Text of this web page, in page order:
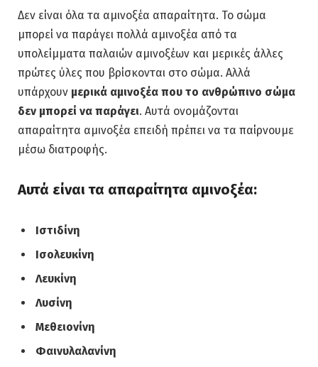
Δεν είναι όλα τα αμινοξέα απαραίτητα. Το σώμα
μπορεί να παράγει πολλά αμινοξέα από τα
υπολείμματα παλαιών αμινοξέων και μερικές άλλες
πρώτες ύλες που βρίσκονται στο σώμα. Αλλά
υπάρχουν μερικά αμινοξέα που το ανθρώπινο σώμα
δεν μπορεί να παράγει. Αυτά ονομάζονται
απαραίτητα αμινοξέα επειδή πρέπει να τα παίρνουμε
μέσω διατροφής.
Αυτά είναι τα απαραίτητα αμινοξέα:
Ιστιδίνη
Ισολευκίνη
Λευκίνη
Λυσίνη
Μεθειονίνη
Φαινυλαλανίνη